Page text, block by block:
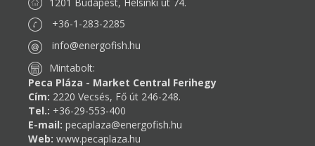
+36-1-283-2285
info@energofish.hu
Mintabolt:
Peca Pláza - Market Central Ferihegy
Cím: 2220 Vecsés, Fő út 246-248.
Tel.: +36-29-553-400
E-mail: pecaplaza@energofish.hu
Web: www.pecaplaza.hu